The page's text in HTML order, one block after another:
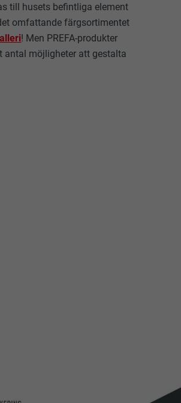
till husets befintliga element
omfattande färgsortimentet
! Men PREFA-produkter
antal möjligheter att gestalta